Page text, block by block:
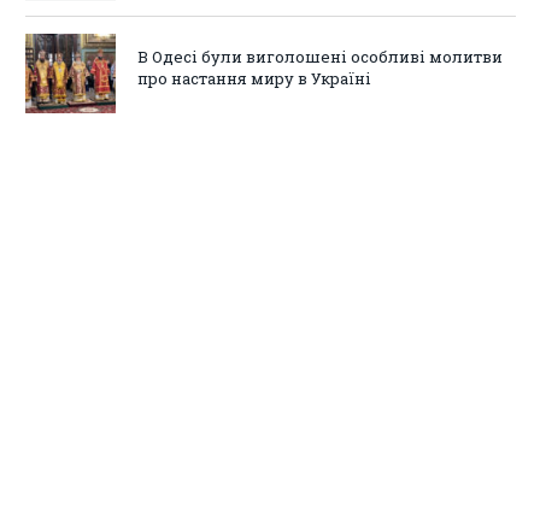
В Одесі були виголошені особливі молитви
про настання миру в Україні